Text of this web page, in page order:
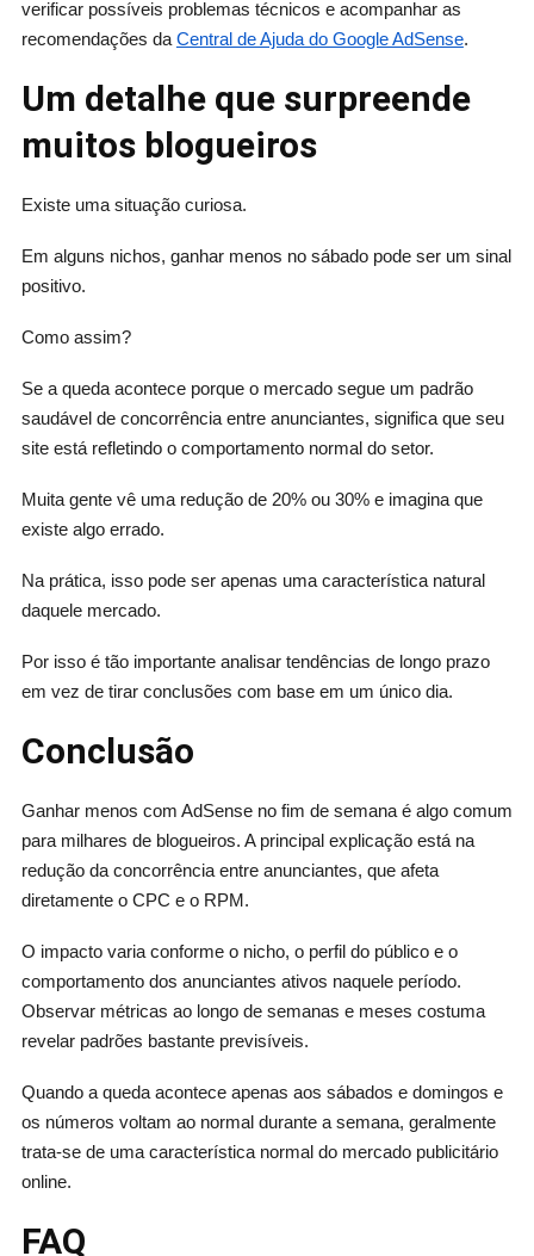
verificar possíveis problemas técnicos e acompanhar as
recomendações da Central de Ajuda do Google AdSense.
Um detalhe que surpreende
muitos blogueiros
Existe uma situação curiosa.
Em alguns nichos, ganhar menos no sábado pode ser um sinal
positivo.
Como assim?
Se a queda acontece porque o mercado segue um padrão
saudável de concorrência entre anunciantes, significa que seu
site está refletindo o comportamento normal do setor.
Muita gente vê uma redução de 20% ou 30% e imagina que
existe algo errado.
Na prática, isso pode ser apenas uma característica natural
daquele mercado.
Por isso é tão importante analisar tendências de longo prazo
em vez de tirar conclusões com base em um único dia.
Conclusão
Ganhar menos com AdSense no fim de semana é algo comum
para milhares de blogueiros. A principal explicação está na
redução da concorrência entre anunciantes, que afeta
diretamente o CPC e o RPM.
O impacto varia conforme o nicho, o perfil do público e o
comportamento dos anunciantes ativos naquele período.
Observar métricas ao longo de semanas e meses costuma
revelar padrões bastante previsíveis.
Quando a queda acontece apenas aos sábados e domingos e
os números voltam ao normal durante a semana, geralmente
trata-se de uma característica normal do mercado publicitário
online.
FAQ